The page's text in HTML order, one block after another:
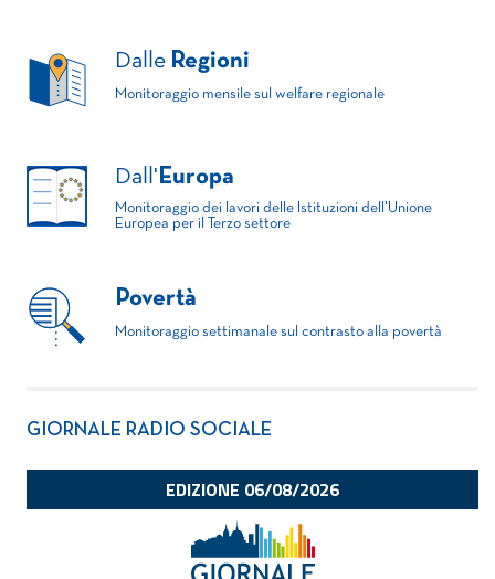
Dalle Regioni
Monitoraggio mensile sul welfare regionale
Dall' Europa
Monitoraggio dei lavori delle Istituzioni dell'Unione
Europea per il Terzo settore
Povertà
Monitoraggio settimanale sul contrasto alla povertà
GIORNALE RADIO SOCIALE